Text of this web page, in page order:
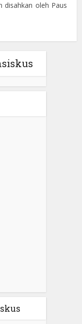
disahkan oleh Paus